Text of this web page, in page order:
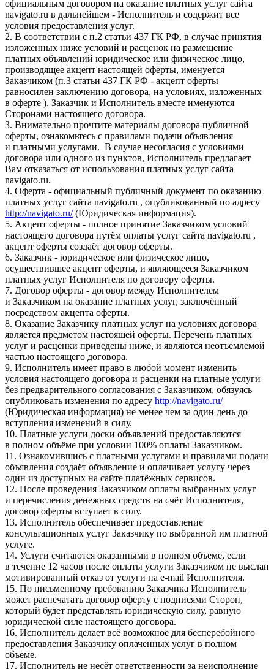
официальным договором на оказание платных услуг сайта
navigato.ru в дальнейшем - Исполнитель и содержит все
условия предоставления услуг.
2. В соответствии с п.2 статьи 437 ГК РФ, в случае принятия
изложенных ниже условий и расценок на размещение
платных объявлений юридическое или физическое лицо,
производящее акцепт настоящей оферты, именуется
Заказчиком (п.3 статьи 437 ГК РФ - акцепт оферты
равносилен заключению договора, на условиях, изложенных
в оферте ). Заказчик и Исполнитель вместе именуются
Сторонами настоящего договора.
3. Внимательно прочтите материалы договора публичной
оферты, ознакомьтесь с правилами подачи объявления
и платными услугами. В случае несогласия с условиями
договора или одного из пунктов, Исполнитель предлагает
Вам отказаться от использования платных услуг сайта
navigato.ru.
4. Оферта - официальный публичный документ по оказанию
платных услуг сайта navigato.ru , опубликованный по адресу
http://navigato.ru/(Юридическая информация).
5. Акцепт оферты - полное принятие Заказчиком условий
настоящего договора путём оплаты услуг сайта navigato.ru ,
акцепт оферты создаёт договор оферты.
6. Заказчик - юридическое или физическое лицо,
осуществившее акцепт оферты, и являющееся Заказчиком
платных услуг Исполнителя по договору оферты.
7. Договор оферты - договор между Исполнителем
и Заказчиком на оказание платных услуг, заключённый
посредством акцепта оферты.
8. Оказание Заказчику платных услуг на условиях договора
является предметом настоящей оферты. Перечень платных
услуг и расценки приведены ниже, и являются неотъемлемой
частью настоящего договора.
9. Исполнитель имеет право в любой момент изменить
условия настоящего договора и расценки на платные услуги
без предварительного согласования с Заказчиком, обязуясь
опубликовать изменения по адресу http://navigato.ru/
(Юридическая информация) не менее чем за один день до
вступления изменений в силу.
10. Платные услуги доски объявлений предоставляются
в полном объёме при условии 100% оплаты Заказчиком.
11. Ознакомившись с платными услугами и правилами подачи
объявления создаёт объявление и оплачивает услугу через
один из доступных на сайте платёжных сервисов.
12. После проведения Заказчиком оплаты выбранных услуг
и перечисления денежных средств на счёт Исполнителя,
договор оферты вступает в силу.
13. Исполнитель обеспечивает предоставление
консультационных услуг Заказчику по выбранной им платной
услуге.
14. Услуги считаются оказанными в полном объеме, если
в течение 12 часов после оплаты услуги Заказчиком не выслан
мотивированный отказ от услуги на e-mail Исполнителя.
15. По письменному требованию Заказчика Исполнитель
может распечатать договор оферту с подписями Сторон,
который будет представлять юридическую силу, равную
юридической силе настоящего договора.
16. Исполнитель делает всё возможное для бесперебойного
предоставления Заказчику оплаченных услуг в полном
объеме.
17. Исполнитель не несёт ответственности за неисполнение